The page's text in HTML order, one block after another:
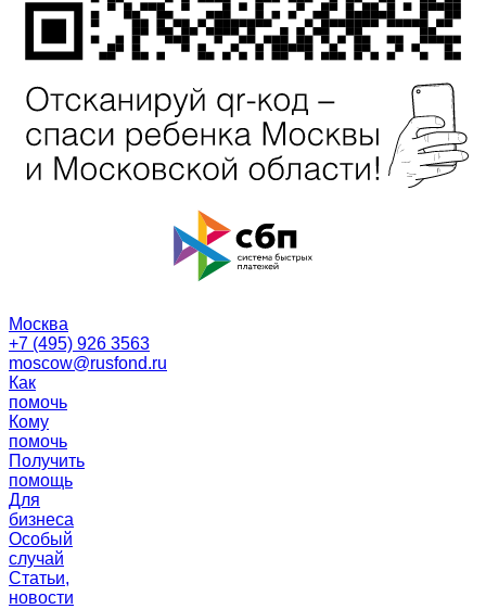
Москва
+7 (495) 926 3563
moscow@rusfond.ru
Как
помочь
Кому
помочь
Получить
помощь
Для
бизнеса
Особый
случай
Статьи,
новости